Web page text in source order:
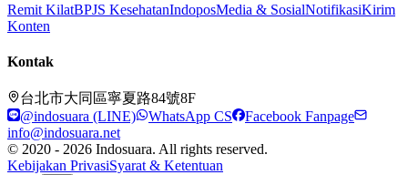
Remit KilatBPJS KesehatanIndoposMedia & SosialNotifikasiKirim
Konten
Kontak
台北市大同區寧夏路84號8F
@indosuara (LINE)
WhatsApp CS
Facebook Fanpage
info@indosuara.net
© 2020 - 2026 Indosuara. All rights reserved.
Kebijakan PrivasiSyarat & Ketentuan